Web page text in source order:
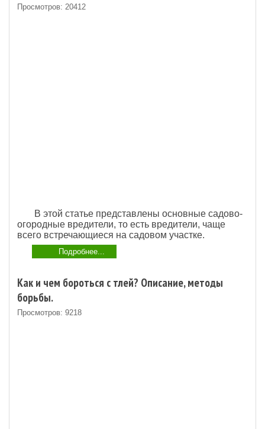
Просмотров: 20412
В этой статье представлены основные садово-
огородные вредители, то есть вредители, чаще
всего встречающиеся на садовом участке.
Подробнее...
Как и чем бороться с тлей? Описание, методы
борьбы.
Просмотров: 9218